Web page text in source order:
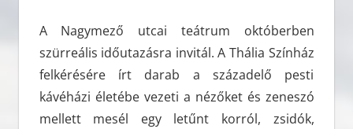
A Nagymező utcai teátrum októberben
szürreális időutazásra invitál. A Thália Színház
felkérésére írt darab a századelő pesti
kávéházi életébe vezeti a nézőket és zeneszó
mellett mesél egy letűnt korról, zsidók,